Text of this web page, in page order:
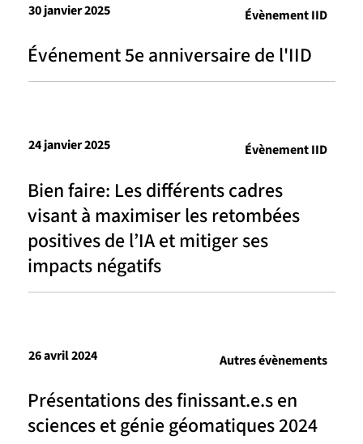
Événement 5e anniversaire de l'IID
30 janvier 2025 Évènement IID
Bien faire: Les différents cadres
visant à maximiser les retombées
positives de l’IA et mitiger ses
impacts négatifs
24 janvier 2025 Évènement IID
Présentations des finissant.e.s en
sciences et génie géomatiques 2024
26 avril 2024 Autres évènements